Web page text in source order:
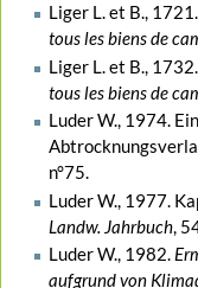
Liger L. et B., 1721.
tous les biens de
Liger L. et B., 1732.
tous les biens de
Luder W., 1974.
n°75.
Luder W., 1977.
Landw. Jahrbuch,
Luder W., 1982.
aufgrund von